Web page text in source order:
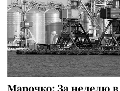
Марочко: За неделю